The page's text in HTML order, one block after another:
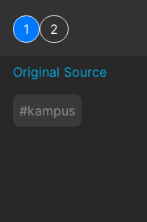
1 2
Original Source
#kampus